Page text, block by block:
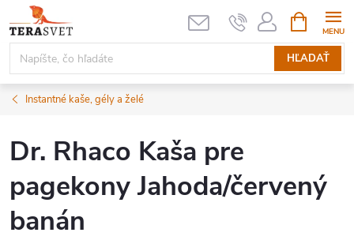
na
obsah
HĽADAŤ
KOŠÍK
Instantné kaše, gély a želé
Dr. Rhaco Kaša pre
pagekony Jahoda/červený
banán